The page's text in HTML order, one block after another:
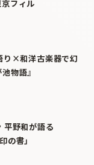
フィル
り×和洋古楽器で幻
物語』
平野和が語る
の書」